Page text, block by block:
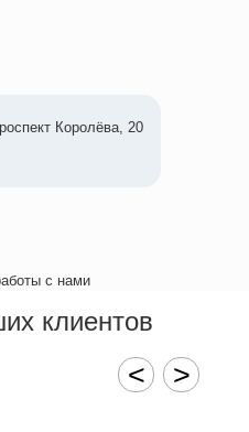
Королёва, 20
клиентов
< >